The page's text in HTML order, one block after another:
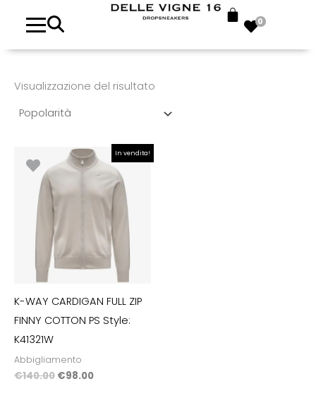
0
Visualizzazione del risultato
In vendita!
K-WAY CARDIGAN FULL ZIP
FINNY COTTON PS Style:
K41321W
Abbigliamento
€140.00
prezzo
originale
€98.00
Il
prezzo
attuale
è:
€98.00.